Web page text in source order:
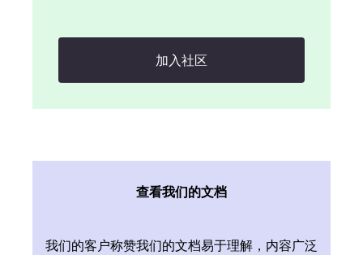
加入社区
查看我们的文档
我们的客户称赞我们的文档易于理解，内容广泛